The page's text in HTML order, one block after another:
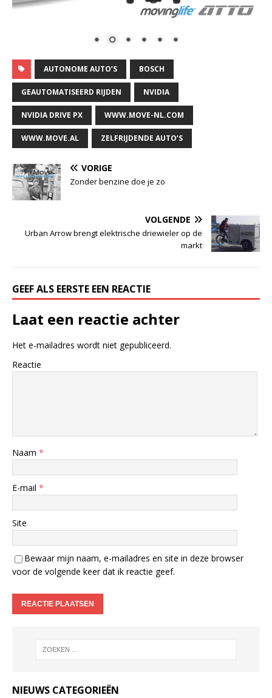
AUTONOME AUTO’S BOSCH
GEAUTOMATISEERD RIJDEN NVIDIA
NVIDIA DRIVE PX WWW.MOVE-NL.COM
WWW.MOVE.AL ZELFRIJDENDE AUTO’S
VORIGE
Zonder benzine doe je zo
VOLGENDE
Urban Arrow brengt elektrische driewieler op de
markt
GEEF ALS EERSTE EEN REACTIE
Laat een reactie achter
Het e-mailadres wordt niet gepubliceerd.
Reactie
Naam *
E-mail *
Site
Bewaar mijn naam, e-mailadres en site in deze browser
voor de volgende keer dat ik reactie geef.
NIEUWS CATEGORIEËN